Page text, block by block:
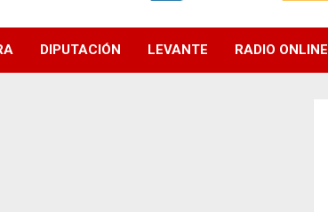
DIPUTACIÓN LEVANTE RADIO ONLINE